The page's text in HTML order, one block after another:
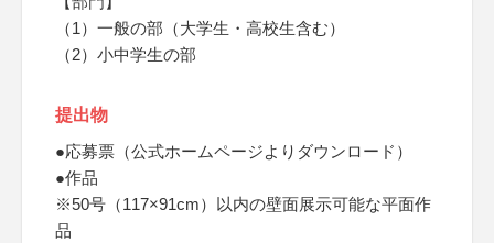
（1）一般の部（大学生・高校生含む）
（2）小中学生の部
提出物
●応募票（公式ホームページよりダウンロード）
●作品
※50号（117×91cm）以内の壁面展示可能な平面作
品